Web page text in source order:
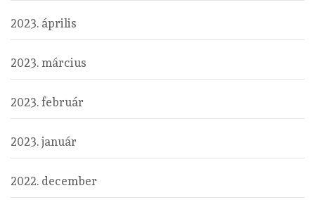
2023. április
2023. március
2023. február
2023. január
2022. december